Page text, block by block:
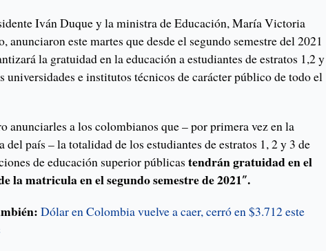
Iván Duque y la ministra de Educación, María Victoria
anunciaron este martes que desde el segundo semestre del 2021
la gratuidad en la educación a estudiantes de estratos 1,2 y
universidades e institutos técnicos de carácter público de todo el
anunciarles a los colombianos que – por primera vez en la
del país – la totalidad de los estudiantes de estratos 1, 2 y 3 de
de educación superior públicastendrán gratuidad en el
la matricula en el segundo semestre de 2021″.
Dólar en Colombia vuelve a caer, cerró en $3.712 este